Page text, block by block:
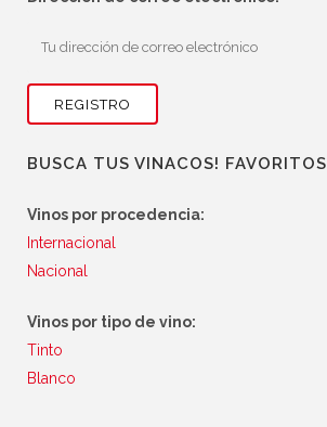
BUSCA TUS VINACOS! FAVORITOS
Vinos por procedencia:
Internacional
Nacional
Vinos por tipo de vino:
Tinto
Blanco